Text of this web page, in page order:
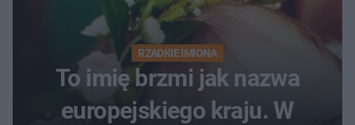
RZADKIE IMIONA
To imię brzmi jak nazwa
europejskiego kraju. W